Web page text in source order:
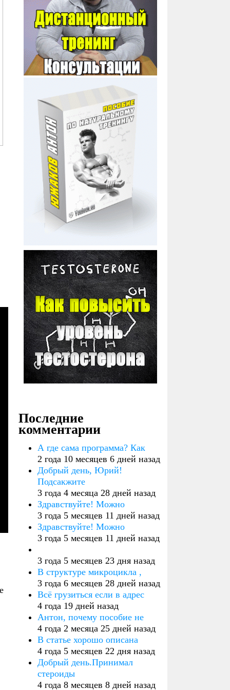
ПЕРВЫЙ КУРС. ПРОТОКОЛ.
ПКТ ПОСЛЕ ДЛИННОГО
КУРСА
Последние
комментарии
А где сама программа? Как
2 года 10 месяцев 6 дней назад
Добрый день, Юрий!
Подсакжите
3 года 4 месяца 28 дней назад
Здравствуйте! Можно
3 года 5 месяцев 11 дней назад
Здравствуйте! Можно
3 года 5 месяцев 11 дней назад
3 года 5 месяцев 23 дня назад
В структуре микроцикла ,
3 года 6 месяцев 28 дней назад
Всё грузиться если в адрес
4 года 19 дней назад
Антон, почему пособие не
4 года 2 месяца 25 дней назад
В статье хорошо описана
4 года 5 месяцев 22 дня назад
Добрый день.Принимал
стероиды
4 года 8 месяцев 8 дней назад